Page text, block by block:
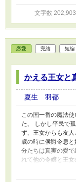
いたしました感想
文字数 202,903
恋愛 完結 短編
かえる王女と
夏生 羽都
この国一番の魔法
た。 しかし平民で
ず、王女からも友
歳の時に侯爵令息
分たちは真実の愛
れて他の令嬢と王
れを王女は聞いて